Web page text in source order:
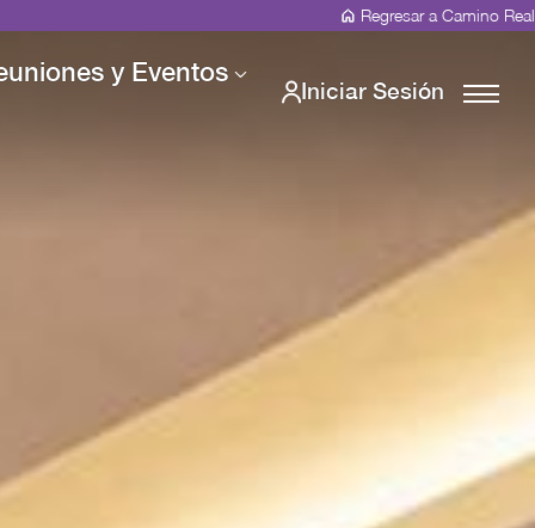
Regresar a Camino Real
y Eventos
Iniciar Sesión